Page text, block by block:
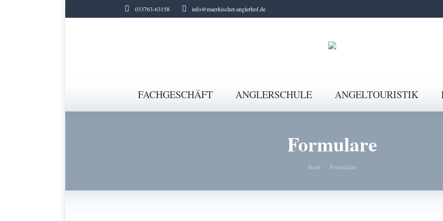
033763-63158 info@maerkischer-anglerhof.de
FACHGESCHÄFT ANGLERSCHULE ANGELTOURISTIK
Formulare
Sie befinden sich hier:
Start Formulare